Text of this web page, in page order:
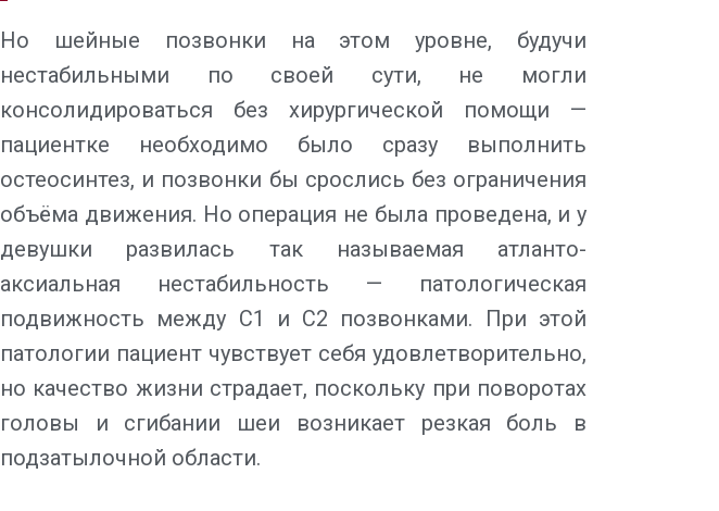
Но шейные позвонки на этом уровне, будучи
нестабильными по своей сути, не могли
консолидироваться без хирургической помощи —
пациентке необходимо было сразу выполнить
остеосинтез, и позвонки бы срослись без ограничения
объёма движения. Но операция не была проведена, и у
девушки развилась так называемая атланто-
аксиальная нестабильность — патологическая
подвижность между С1 и С2 позвонками. При этой
патологии пациент чувствует себя удовлетворительно,
но качество жизни страдает, поскольку при поворотах
головы и сгибании шеи возникает резкая боль в
подзатылочной области.